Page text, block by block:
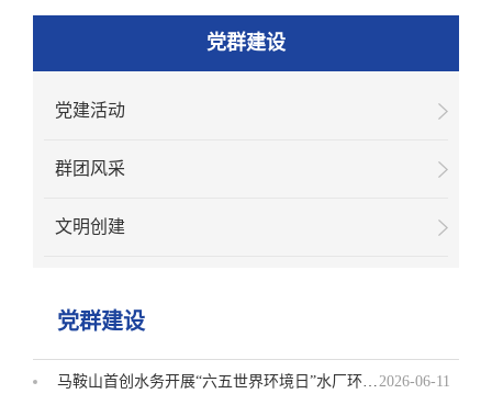
党群建设
党建活动
群团风采
文明创建
党群建设
2026-06-11
马鞍山首创水务开展“六五世界环境日”水厂环保实践活动